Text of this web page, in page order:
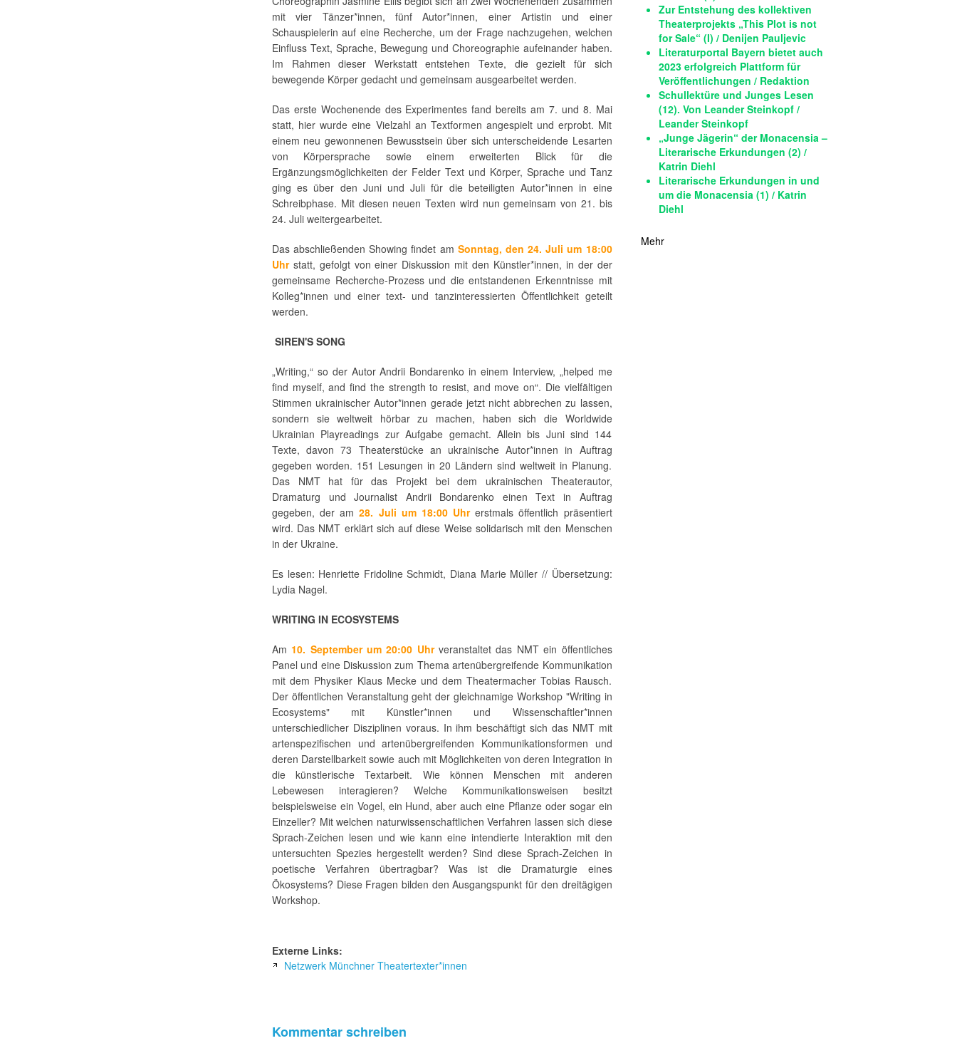
mit vier Tänzer*innen, fünf Autor*innen, einer Artistin und einer
Schauspielerin auf eine Recherche, um der Frage nachzugehen, welchen
Einfluss Text, Sprache, Bewegung und Choreographie aufeinander haben.
Im Rahmen dieser Werkstatt entstehen Texte, die gezielt für sich
bewegende Körper gedacht und gemeinsam ausgearbeitet werden.
Das erste Wochenende des Experimentes fand bereits am 7. und 8. Mai
statt, hier wurde eine Vielzahl an Textformen angespielt und erprobt. Mit
einem neu gewonnenen Bewusstsein über sich unterscheidende Lesarten
von Körpersprache sowie einem erweiterten Blick für die
Ergänzungsmöglichkeiten der Felder Text und Körper, Sprache und Tanz
ging es über den Juni und Juli für die beteiligten Autor*innen in eine
Schreibphase. Mit diesen neuen Texten wird nun gemeinsam von 21. bis
24. Juli weitergearbeitet.
Das abschließenden Showing findet am Sonntag, den 24. Juli um 18:00
Uhrstatt, gefolgt von einer Diskussion mit den Künstler*innen, in der der
gemeinsame Recherche-Prozess und die entstandenen Erkenntnisse mit
Kolleg*innen und einer text- und tanzinteressierten Öffentlichkeit geteilt
werden.
SIREN'S SONG
„Writing,“ so der Autor Andrii Bondarenko in einem Interview, „helped me
find myself, and find the strength to resist, and move on“. Die vielfältigen
Stimmen ukrainischer Autor*innen gerade jetzt nicht abbrechen zu lassen,
sondern sie weltweit hörbar zu machen, haben sich die Worldwide
Ukrainian Playreadings zur Aufgabe gemacht. Allein bis Juni sind 144
Texte, davon 73 Theaterstücke an ukrainische Autor*innen in Auftrag
gegeben worden. 151 Lesungen in 20 Ländern sind weltweit in Planung.
Das NMT hat für das Projekt bei dem ukrainischen Theaterautor,
Dramaturg und Journalist Andrii Bondarenko einen Text in Auftrag
gegeben, der am28. Juli um 18:00 Uhrerstmals öffentlich präsentiert
wird. Das NMT erklärt sich auf diese Weise solidarisch mit den Menschen
in der Ukraine.
Es lesen: Henriette Fridoline Schmidt, Diana Marie Müller // Übersetzung:
Lydia Nagel.
WRITING IN ECOSYSTEMS
Am 10. September um 20:00 Uhrveranstaltet das NMT ein öffentliches
Panel und eine Diskussion zum Thema artenübergreifende Kommunikation
mit dem Physiker Klaus Mecke und dem Theatermacher Tobias Rausch.
Der öffentlichen Veranstaltung geht der gleichnamige Workshop "Writing in
Ecosystems" mit Künstler*innen und Wissenschaftler*innen
unterschiedlicher Disziplinen voraus. In ihm beschäftigt sich das NMT mit
artenspezifischen und artenübergreifenden Kommunikationsformen und
deren Darstellbarkeit sowie auch mit Möglichkeiten von deren Integration in
die künstlerische Textarbeit. Wie können Menschen mit anderen
Lebewesen interagieren? Welche Kommunikationsweisen besitzt
beispielsweise ein Vogel, ein Hund, aber auch eine Pflanze oder sogar ein
Einzeller? Mit welchen naturwissenschaftlichen Verfahren lassen sich diese
Sprach-Zeichen lesen und wie kann eine intendierte Interaktion mit den
untersuchten Spezies hergestellt werden? Sind diese Sprach-Zeichen in
poetische Verfahren übertragbar? Was ist die Dramaturgie eines
Ökosystems? Diese Fragen bilden den Ausgangspunkt für den dreitägigen
Workshop.
Externe Links:
Netzwerk Münchner Theatertexter*innen
Zur Entstehung des kollektiven
Theaterprojekts „This Plot is not
for Sale“ (I) / Denijen Pauljevic
Literaturportal Bayern bietet auch
2023 erfolgreich Plattform für
Veröffentlichungen / Redaktion
Schullektüre und Junges Lesen
(12). Von Leander Steinkopf /
Leander Steinkopf
„Junge Jägerin“ der Monacensia –
Literarische Erkundungen (2) /
Katrin Diehl
Literarische Erkundungen in und
um die Monacensia (1) / Katrin
Diehl
Mehr
Kommentar schreiben